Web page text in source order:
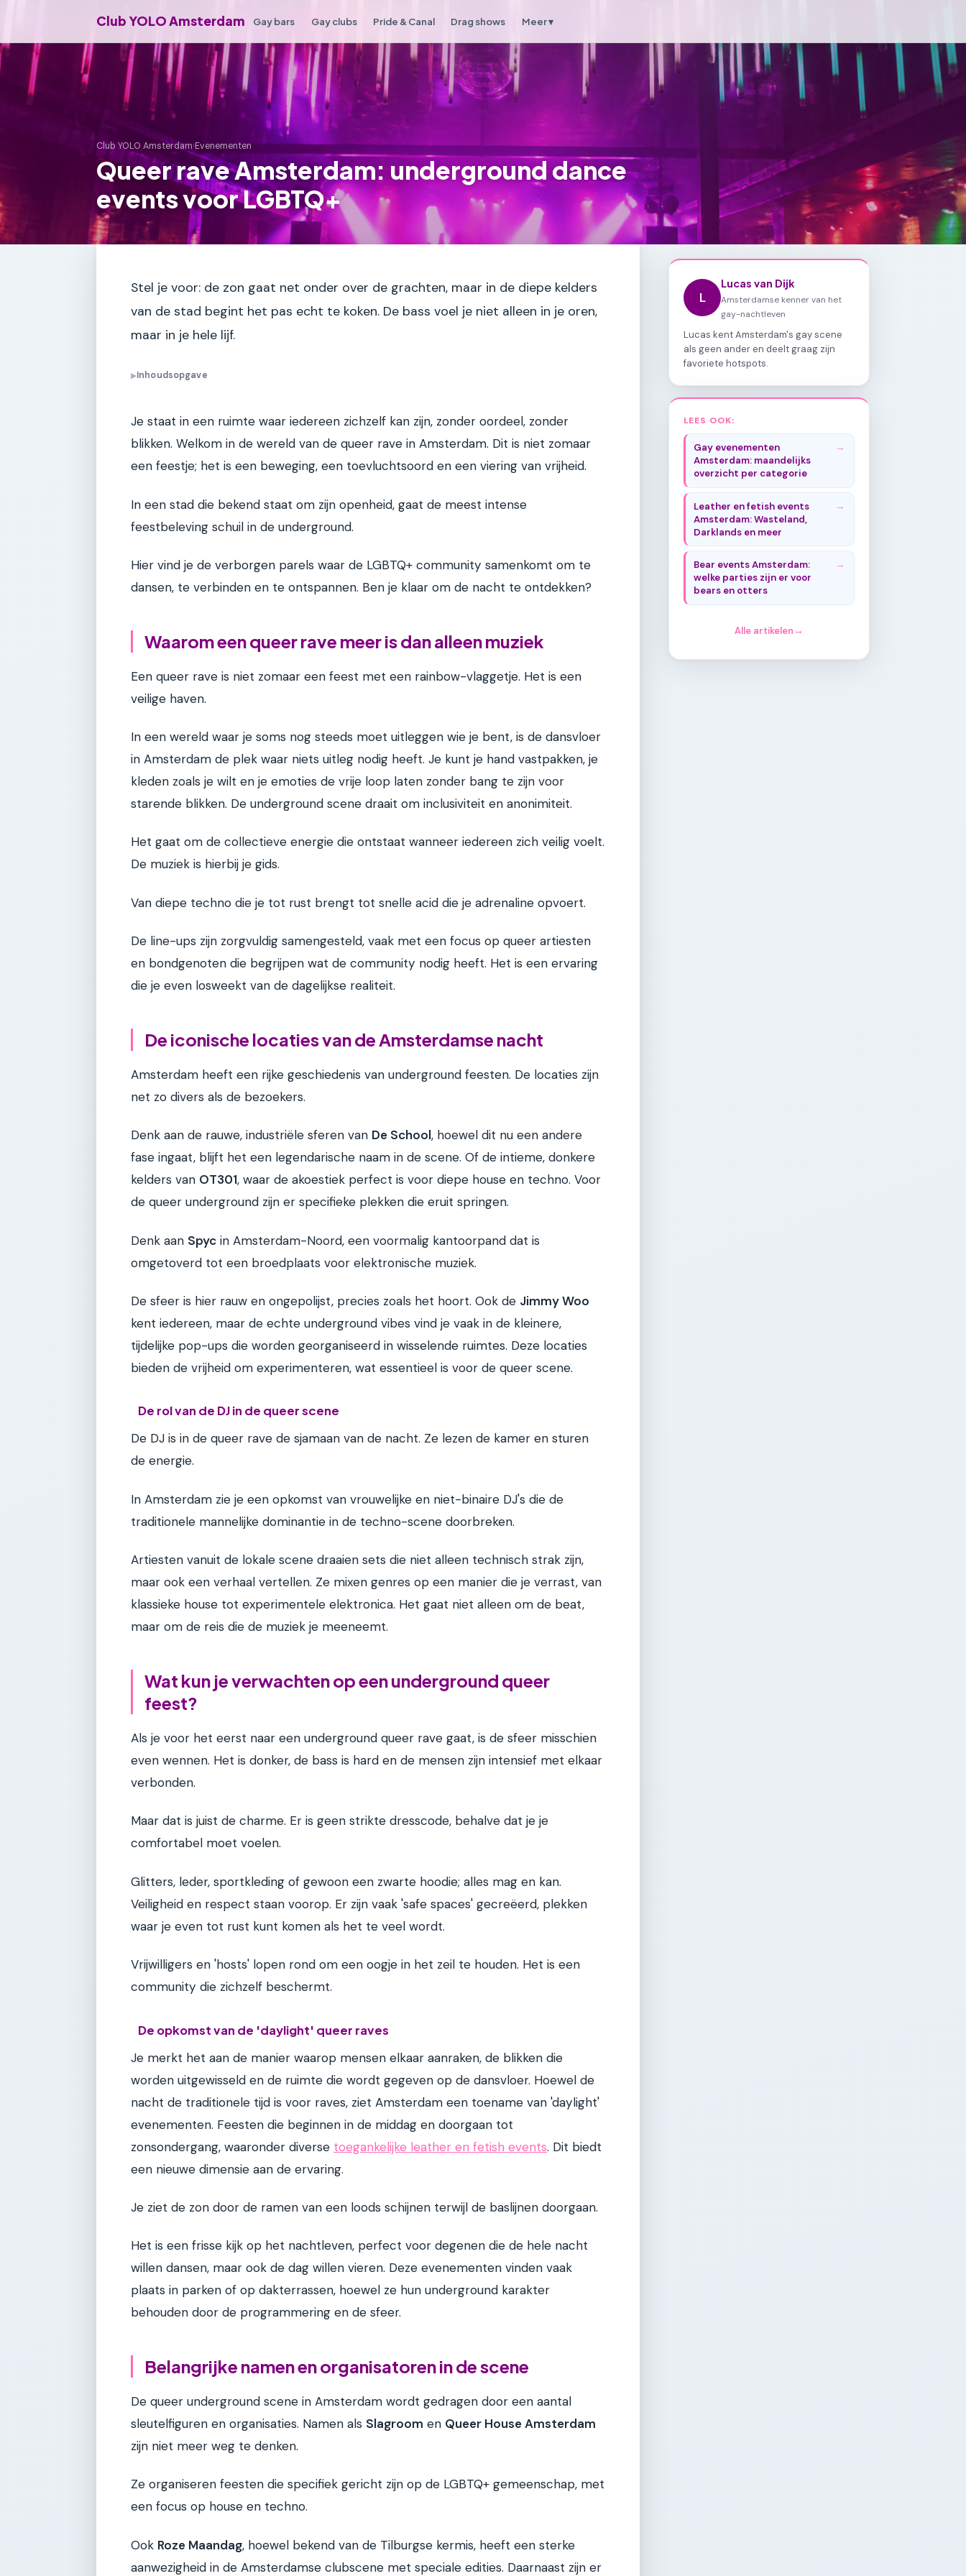
Club YOLO Amsterdam Gay bars Gay clubs Pride & Canal Drag shows Meer ▾
Club YOLO Amsterdam›Evenementen
Queer rave Amsterdam: underground dance
events voor LGBTQ+
Stel je voor: de zon gaat net onder over de grachten, maar in de diepe kelders
van de stad begint het pas echt te koken. De bass voel je niet alleen in je oren,
maar in je hele lijf.
▶Inhoudsopgave
Je staat in een ruimte waar iedereen zichzelf kan zijn, zonder oordeel, zonder
blikken. Welkom in de wereld van de queer rave in Amsterdam. Dit is niet zomaar
een feestje; het is een beweging, een toevluchtsoord en een viering van vrijheid.
In een stad die bekend staat om zijn openheid, gaat de meest intense
feestbeleving schuil in de underground.
Hier vind je de verborgen parels waar de LGBTQ+ community samenkomt om te
dansen, te verbinden en te ontspannen. Ben je klaar om de nacht te ontdekken?
Waarom een queer rave meer is dan alleen muziek
Een queer rave is niet zomaar een feest met een rainbow-vlaggetje. Het is een
veilige haven.
In een wereld waar je soms nog steeds moet uitleggen wie je bent, is de dansvloer
in Amsterdam de plek waar niets uitleg nodig heeft. Je kunt je hand vastpakken, je
kleden zoals je wilt en je emoties de vrije loop laten zonder bang te zijn voor
starende blikken. De underground scene draait om inclusiviteit en anonimiteit.
Het gaat om de collectieve energie die ontstaat wanneer iedereen zich veilig voelt.
De muziek is hierbij je gids.
Van diepe techno die je tot rust brengt tot snelle acid die je adrenaline opvoert.
De line-ups zijn zorgvuldig samengesteld, vaak met een focus op queer artiesten
en bondgenoten die begrijpen wat de community nodig heeft. Het is een ervaring
die je even losweekt van de dagelijkse realiteit.
De iconische locaties van de Amsterdamse nacht
Amsterdam heeft een rijke geschiedenis van underground feesten. De locaties zijn
net zo divers als de bezoekers.
Denk aan de rauwe, industriële sferen van De School, hoewel dit nu een andere
fase ingaat, blijft het een legendarische naam in de scene. Of de intieme, donkere
kelders van OT301, waar de akoestiek perfect is voor diepe house en techno. Voor
de queer underground zijn er specifieke plekken die eruit springen.
Denk aan Spyc in Amsterdam-Noord, een voormalig kantoorpand dat is
omgetoverd tot een broedplaats voor elektronische muziek.
De sfeer is hier rauw en ongepolijst, precies zoals het hoort. Ook de Jimmy Woo
kent iedereen, maar de echte underground vibes vind je vaak in de kleinere,
tijdelijke pop-ups die worden georganiseerd in wisselende ruimtes. Deze locaties
bieden de vrijheid om experimenteren, wat essentieel is voor de queer scene.
De rol van de DJ in de queer scene
De DJ is in de queer rave de sjamaan van de nacht. Ze lezen de kamer en sturen
de energie.
In Amsterdam zie je een opkomst van vrouwelijke en niet-binaire DJ's die de
traditionele mannelijke dominantie in de techno-scene doorbreken.
Artiesten vanuit de lokale scene draaien sets die niet alleen technisch strak zijn,
maar ook een verhaal vertellen. Ze mixen genres op een manier die je verrast, van
klassieke house tot experimentele elektronica. Het gaat niet alleen om de beat,
maar om de reis die de muziek je meeneemt.
Wat kun je verwachten op een underground queer
feest?
Als je voor het eerst naar een underground queer rave gaat, is de sfeer misschien
even wennen. Het is donker, de bass is hard en de mensen zijn intensief met elkaar
verbonden.
Maar dat is juist de charme. Er is geen strikte dresscode, behalve dat je je
comfortabel moet voelen.
Glitters, leder, sportkleding of gewoon een zwarte hoodie; alles mag en kan.
Veiligheid en respect staan voorop. Er zijn vaak 'safe spaces' gecreëerd, plekken
waar je even tot rust kunt komen als het te veel wordt.
Vrijwilligers en 'hosts' lopen rond om een oogje in het zeil te houden. Het is een
community die zichzelf beschermt.
De opkomst van de 'daylight' queer raves
Je merkt het aan de manier waarop mensen elkaar aanraken, de blikken die
worden uitgewisseld en de ruimte die wordt gegeven op de dansvloer. Hoewel de
nacht de traditionele tijd is voor raves, ziet Amsterdam een toename van 'daylight'
evenementen. Feesten die beginnen in de middag en doorgaan tot
zonsondergang, waaronder diverse toegankelijke leather en fetish events. Dit biedt
een nieuwe dimensie aan de ervaring.
Je ziet de zon door de ramen van een loods schijnen terwijl de baslijnen doorgaan.
Het is een frisse kijk op het nachtleven, perfect voor degenen die de hele nacht
willen dansen, maar ook de dag willen vieren. Deze evenementen vinden vaak
plaats in parken of op dakterrassen, hoewel ze hun underground karakter
behouden door de programmering en de sfeer.
Belangrijke namen en organisatoren in de scene
De queer underground scene in Amsterdam wordt gedragen door een aantal
sleutelfiguren en organisaties. Namen als Slagroom en Queer House Amsterdam
zijn niet meer weg te denken.
Ze organiseren feesten die specifiek gericht zijn op de LGBTQ+ gemeenschap, met
een focus op house en techno.
Ook Roze Maandag, hoewel bekend van de Tilburgse kermis, heeft een sterke
aanwezigheid in de Amsterdamse clubscene met speciale edities. Daarnaast zijn er
L
Lucas van Dijk
Amsterdamse kenner van het
gay-nachtleven
Lucas kent Amsterdam's gay scene
als geen ander en deelt graag zijn
favoriete hotspots.
LEES OOK:
Gay evenementen
Amsterdam: maandelijks
overzicht per categorie
Leather en fetish events
Amsterdam: Wasteland,
Darklands en meer
Bear events Amsterdam:
welke parties zijn er voor
bears en otters
Alle artikelen